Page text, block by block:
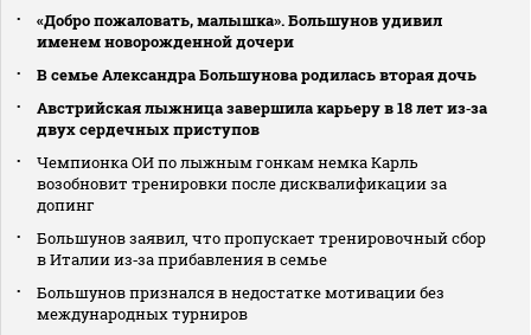
«Добро пожаловать, малышка». Большунов удивил
именем новорожденной дочери
В семье Александра Большунова родилась вторая дочь
Австрийская лыжница завершила карьеру в 18 лет из‑за
двух сердечных приступов
Чемпионка ОИ по лыжным гонкам немка Карль
возобновит тренировки после дисквалификации за
допинг
Большунов заявил, что пропускает тренировочный сбор
в Италии из‑за прибавления в семье
Большунов признался в недостатке мотивации без
международных турниров